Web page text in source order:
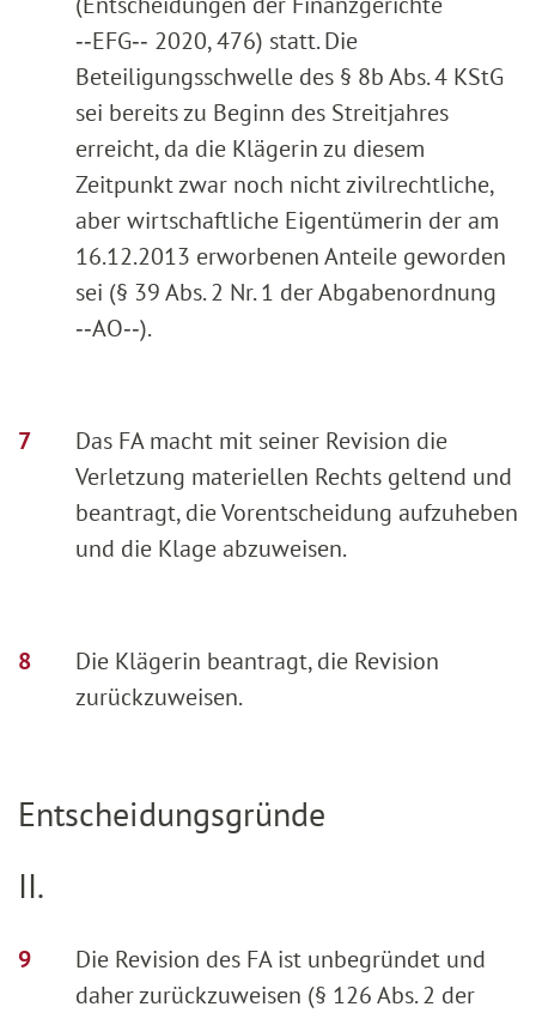
‑‑EFG‑‑ 2020, 476) statt. Die
Beteiligungsschwelle des § 8b Abs. 4 KStG
sei bereits zu Beginn des Streitjahres
erreicht, da die Klägerin zu diesem
Zeitpunkt zwar noch nicht zivilrechtliche,
aber wirtschaftliche Eigentümerin der am
16.12.2013 erworbenen Anteile geworden
sei (§ 39 Abs. 2 Nr. 1 der Abgabenordnung
‑‑AO‑‑).
Das FA macht mit seiner Revision die
Verletzung materiellen Rechts geltend und
beantragt, die Vorentscheidung aufzuheben
und die Klage abzuweisen.
Die Klägerin beantragt, die Revision
zurückzuweisen.
Entscheidungsgründe
II.
Die Revision des FA ist unbegründet und
daher zurückzuweisen (§ 126 Abs. 2 der